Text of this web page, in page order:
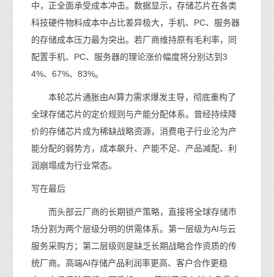
中，正全面承受成本冲击。数据显示，存储芯片在各类
科技硬件物料成本中占比差异极大，手机、PC、服务器
的存储成本压力最为突出。若厂商维持原有毛利率，同
配置手机、PC、服务器的理论涨价幅度将分别达到3
4%、67%、83%。
本轮芯片通胀由AI算力需求爆发主导，彻底重构了
全球存储芯片的定价规则与产能分配体系。曾经持续降
价的存储芯片成为稀缺战略资源，消费电子行业沦为产
能分配的弱势方，成本飙升、产能不足、产品减配、利
润崩塌成为行业常态。
写在最后
而头部云厂商的长期锁产策略，直接将全球存储市
场分割为两个层级分明的供需体系。第一层级为AI与云
服务采购方；第二层级则是缺乏长期战略合作资质的传
统厂商。高端AI存储产品利润率更高、客户合作更稳